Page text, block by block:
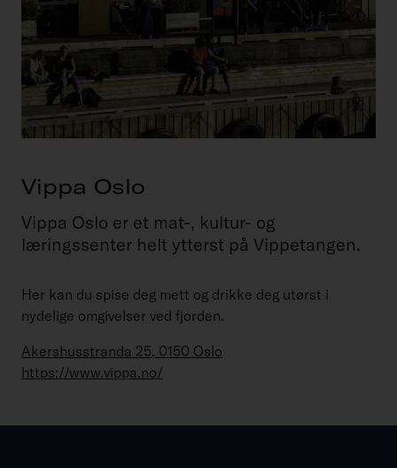
Vippa Oslo
Vippa Oslo er et mat-, kultur- og
læringssenter helt ytterst på Vippetangen.
Her kan du spise deg mett og drikke deg utørst i
nydelige omgivelser ved fjorden.
Akershusstranda 25, 0150 Oslo
https://www.vippa.no/